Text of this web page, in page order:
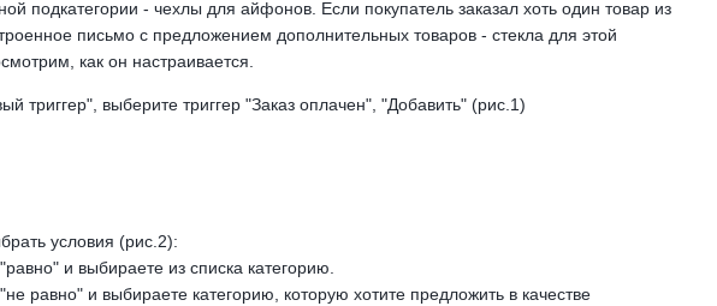
подкатегории - чехлы для айфонов. Если покупатель заказал хоть один товар из
письмо с предложением дополнительных товаров - стекла для этой
как он настраивается.
триггер", выберите триггер "Заказ оплачен", "Добавить" (рис.1)
условия (рис.2):
и выбираете из списка категорию.
равно" и выбираете категорию, которую хотите предложить в качестве